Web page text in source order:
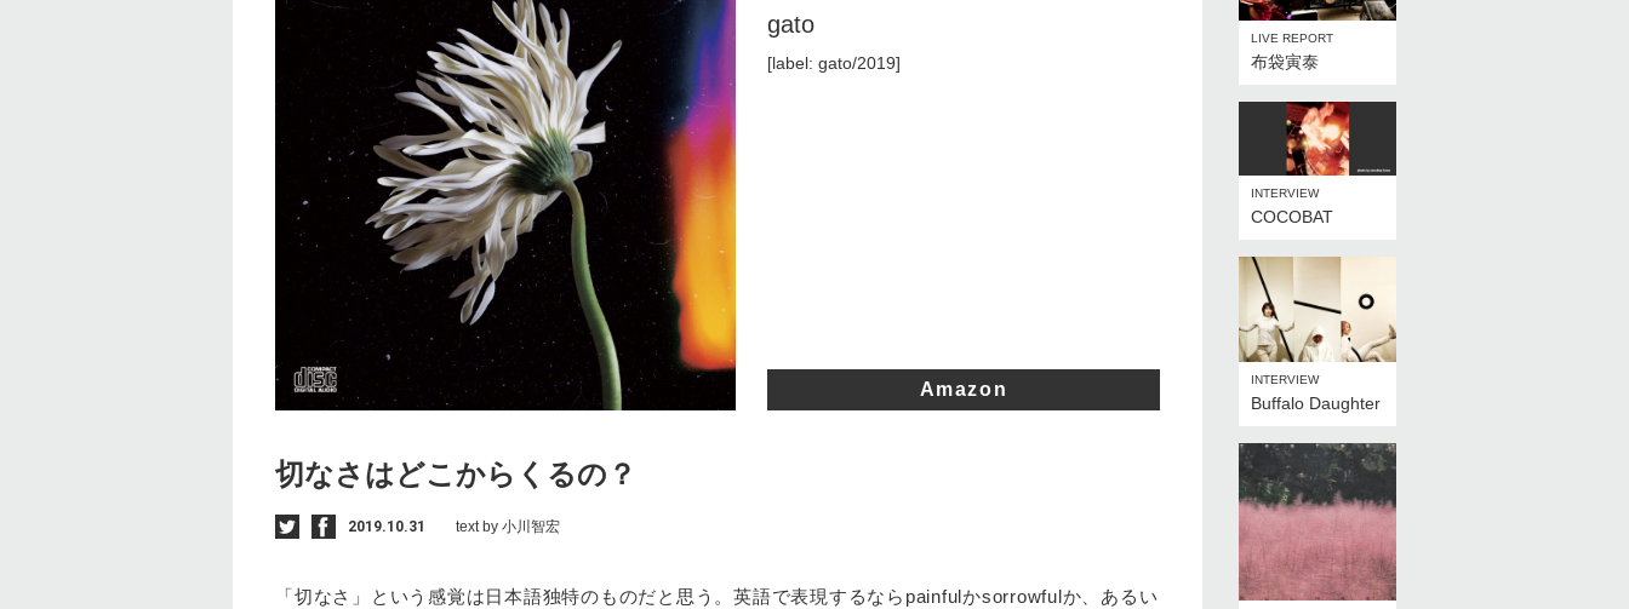
gato
[label: gato/2019]
Amazon
切なさはどこからくるの？
2019.10.31 text by 小川智宏
「切なさ」という感覚は日本語独特のものだと思う。英語で表現するならpainfulかsorrowfulか、あるい
LIVE REPORT
布袋寅泰
INTERVIEW
COCOBAT
INTERVIEW
Buffalo Daughter